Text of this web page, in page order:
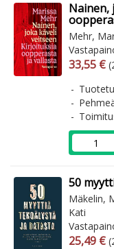
Nainen,
Mehr,
33,55 €
50
Mäkelin,
Kati
25,49 €